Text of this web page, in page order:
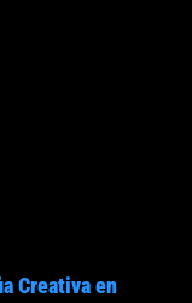
Creativa en